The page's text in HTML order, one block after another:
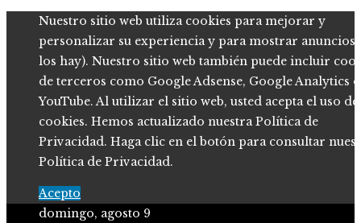
Nuestro sitio web utiliza cookies para mejorar y
personalizar su experiencia y para mostrar anuncios
los hay). Nuestro sitio web también puede incluir
de terceros como Google Adsense, Google Analytics o
YouTube. Al utilizar el sitio web, usted acepta el uso de
cookies. Hemos actualizado nuestra Política de
Privacidad. Haga clic en el botón para consultar
Política de Privacidad.
Acepto
domingo, agosto 9